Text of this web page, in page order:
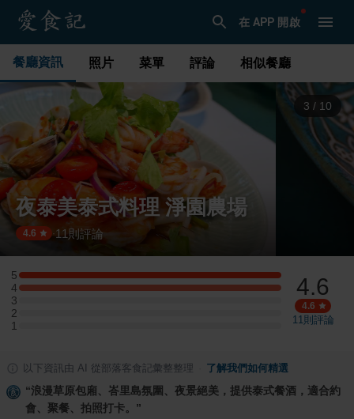
在 APP 開啟
餐廳資訊 照片 菜單 評論 相似餐廳
3 / 10
夜泰美泰式料理 淨園農場
4.6 ·11 則評論
5
5 星：2 則評論
4
4 星：2 則評論
3
3 星：0 則評論
2
2 星：0 則評論
1
1 星：0 則評論
4.6
4.6
11則評論
以下資訊由 AI 從部落客食記彙整整理 了解我們如何精選
“浪漫草原包廂、峇里島氛圍、夜景絕美，提供泰式餐酒，適合約
會、聚餐、拍照打卡。 ”